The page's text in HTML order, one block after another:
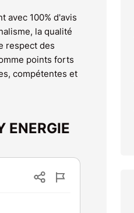
avec 100% d'avis
la qualité
respect des
points forts
compétentes et